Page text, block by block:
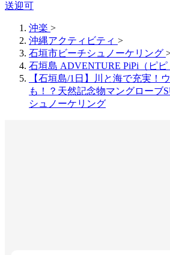
送迎可
沖楽 >
沖縄アクティビティ >
石垣市ビーチシュノーケリング
石垣島 ADVENTURE PiPi（ピピ
【石垣島/1日】川と海で充実！
も！？天然記念物マングローブ
シュノーケリング